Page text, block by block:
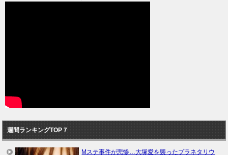
週間ランキングTOP７
Mステ事件が悲惨…大塚愛を襲ったプラネタリウ